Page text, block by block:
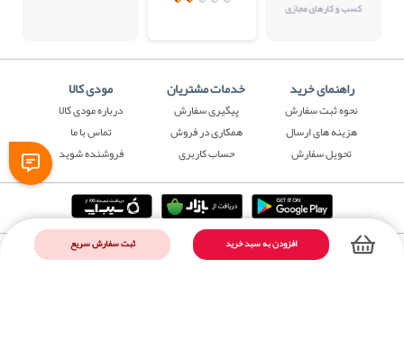
افزودن به سبد خرید ثبت سفارش سریع
راهنمای خرید
نحوه ثبت سفارش
هزینه های ارسال
تحویل سفارش
خدمات مشتریان
پیگیری سفارش
همکاری در فروش
حساب کاربری
مودی کالا
درباره مودی کالا
تماس با ما
فروشنده شوید